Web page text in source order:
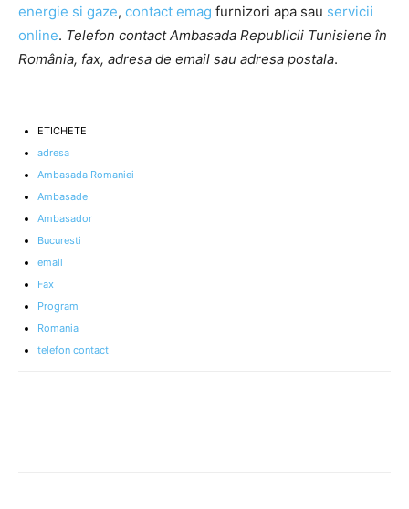
energie si gaze, contact emag furnizori apa sau servicii
online. Telefon contact Ambasada Republicii Tunisiene în
România, fax, adresa de email sau adresa postala.
ETICHETE
adresa
Ambasada Romaniei
Ambasade
Ambasador
Bucuresti
email
Fax
Program
Romania
telefon contact